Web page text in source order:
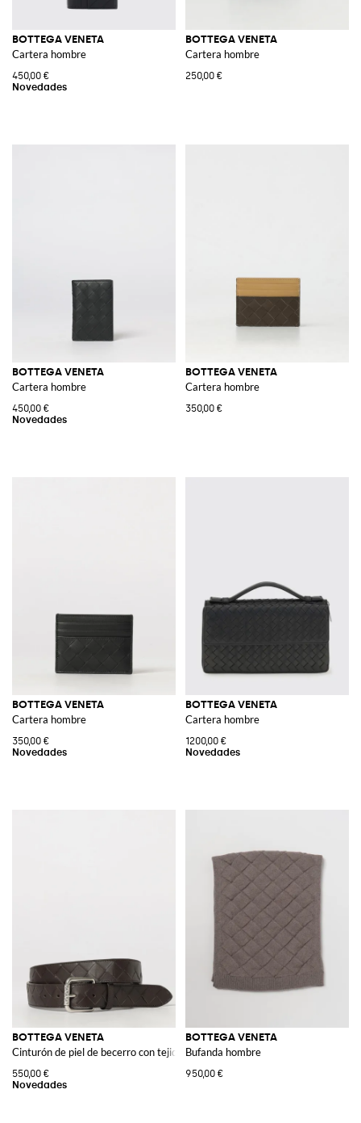
BOTTEGA VENETA
Cartera hombre
450,00 €
BOTTEGA VENETA
Cartera hombre
250,00 €
BOTTEGA VENETA
Cartera hombre
450,00 €
BOTTEGA VENETA
Cartera hombre
350,00 €
BOTTEGA VENETA
Cartera hombre
350,00 €
BOTTEGA VENETA
Cartera hombre
1200,00 €
BOTTEGA VENETA
Cinturón de piel de becerro con tejido Intrecciato
550,00 €
BOTTEGA VENETA
Bufanda hombre
950,00 €